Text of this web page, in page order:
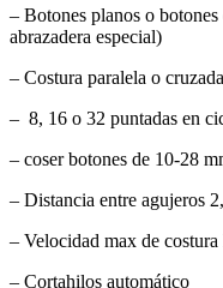
– Botones planos o
abrazadera especial)
– Costura paralela o cruzada
– 8, 16 o 32 puntadas en
– coser botones de 10-28
– Distancia entre agujeros
– Velocidad max de costura
– Cortahilos automático